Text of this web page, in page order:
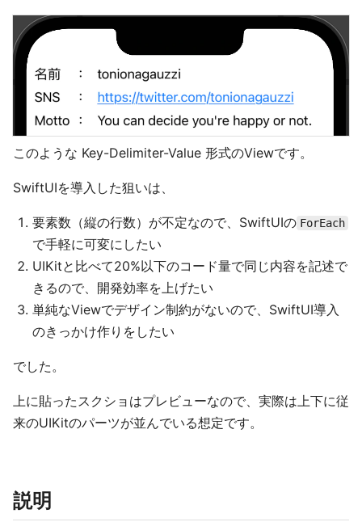
このような Key-Delimiter-Value 形式のViewです。
SwiftUIを導入した狙いは、
要素数（縦の行数）が不定なので、SwiftUIの ForEach
で手軽に可変にしたい
UIKitと比べて20%以下のコード量で同じ内容を記述で
きるので、開発効率を上げたい
単純なViewでデザイン制約がないので、SwiftUI導入
のきっかけ作りをしたい
でした。
上に貼ったスクショはプレビューなので、実際は上下に従
来のUIKitのパーツが並んでいる想定です。
説明